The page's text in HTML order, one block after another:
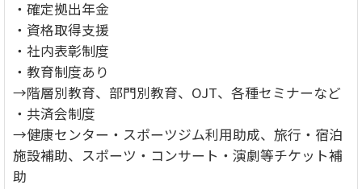
・確定拠出年金
・資格取得支援
・社内表彰制度
・教育制度あり
→階層別教育、部門別教育、OJT、各種セミナーなど
・共済会制度
→健康センター・スポーツジム利用助成、旅行・宿泊
施設補助、スポーツ・コンサート・演劇等チケット補
助